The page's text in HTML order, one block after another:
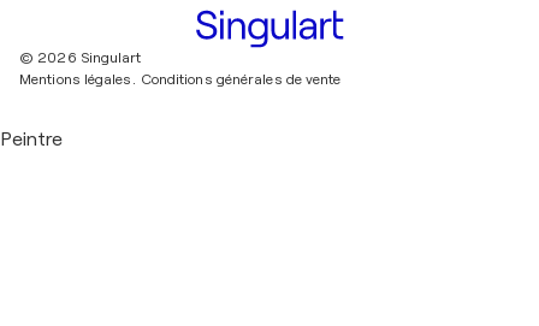
© 2026 Singulart
Mentions légales. Conditions générales de vente
Peintre